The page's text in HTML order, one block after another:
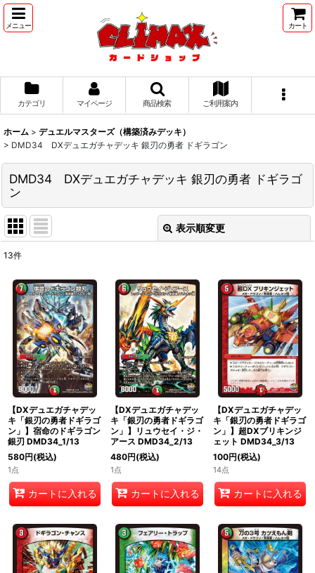
メニュー カート
カテゴリ マイページ 商品検索 ご利用案内
ホーム > デュエルマスターズ（構築済みデッキ）
> DMD34 DXデュエガチャデッキ 銀刃の勇者 ドギラゴン
DMD34 DXデュエガチャデッキ 銀刃の勇者 ドギラゴ
ン
表示順変更
並び順:
絞り込む
13件
【DXデュエガチャデッ
キ「銀刃の勇者ドギラゴ
ン」】宿命のドギラゴン
銀刃 DMD34_1/13
580円(税込)
1点
カートに入れる
【DXデュエガチャデッ
キ「銀刃の勇者ドギラゴ
ン」】リュウセイ・ジ・
アース DMD34_2/13
480円(税込)
1点
カートに入れる
【DXデュエガチャデッ
キ「銀刃の勇者ドギラゴ
ン」】超DXブリキンジ
ェット DMD34_3/13
100円(税込)
14点
カートに入れる